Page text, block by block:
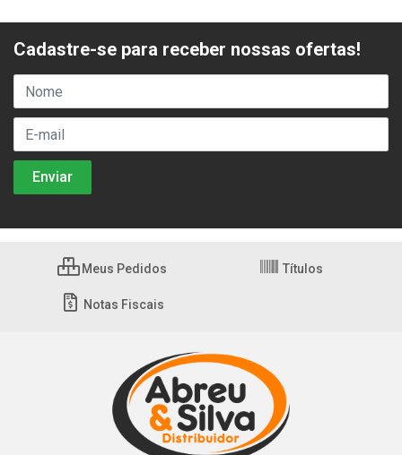
Cadastre-se para receber nossas ofertas!
Meus Pedidos Títulos
Notas Fiscais